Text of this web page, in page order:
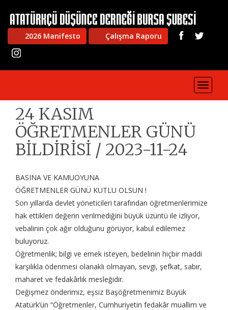
2026 Manifesto Çalışma Raporu
Toggle
24 KASIM
ÖĞRETMENLER GÜNÜ
BİLDİRİSİ / 2023-11-24
BASINA VE KAMUOYUNA
ÖĞRETMENLER GÜNÜ KUTLU OLSUN !
Son yıllarda devlet yöneticileri tarafından öğretmenlerimize
hak ettikleri değerin verilmediğini büyük üzüntü ile izliyor,
vebalinin çok ağır olduğunu görüyor, kabul edilemez
buluyoruz.
Öğretmenlik; bilgi ve emek isteyen, bedelinin hiçbir maddi
karşılıkla ödenmesi olanaklı olmayan, sevgi, şefkat, sabır,
maharet ve fedakârlık mesleğidir.
Değişmez önderimiz, eşsiz Başöğretmenimiz Büyük
Atatürk’ün “Öğretmenler, Cumhuriyetin fedakâr muallim ve